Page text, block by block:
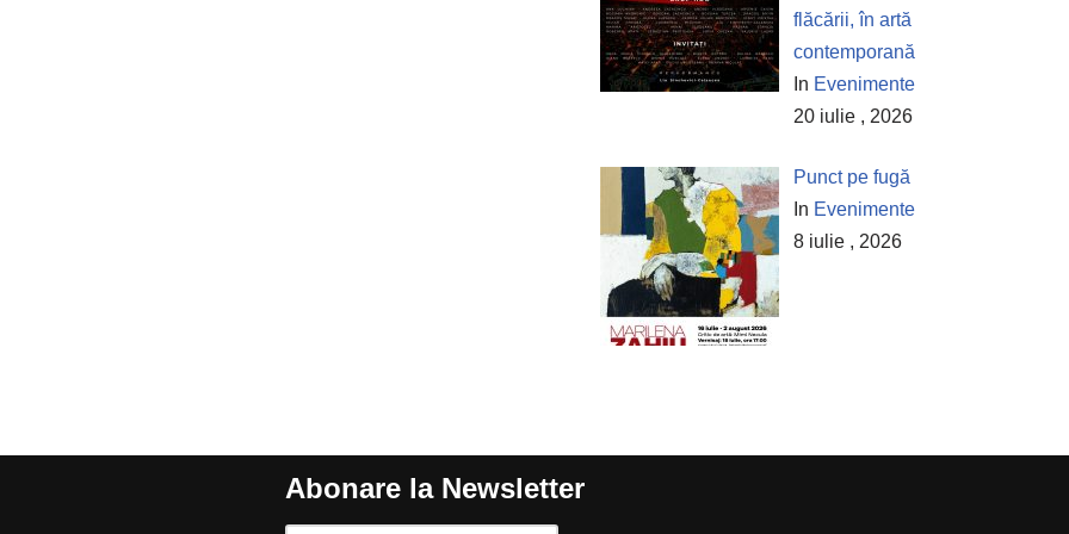
flăcării, în artă
contemporană
In Evenimente
20 iulie , 2026
Punct pe fugă
In Evenimente
8 iulie , 2026
Abonare la Newsletter